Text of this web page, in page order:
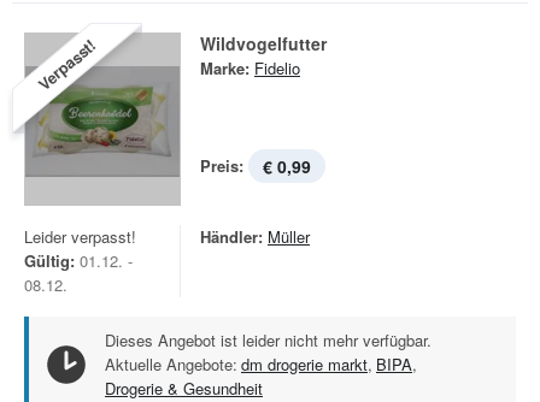
Verpasst! Wildvogelfutter
Marke: Fidelio
Preis: € 0,99
Leider verpasst!
Gültig: 01.12. -
08.12.
Händler: Müller
Dieses Angebot ist leider nicht mehr verfügbar.
Aktuelle Angebote: dm drogerie markt, BIPA,
Drogerie & Gesundheit